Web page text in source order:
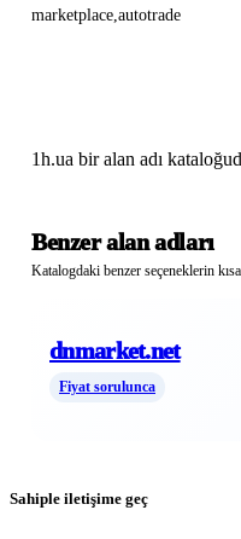
marketplace autotrade
1h.ua bir alan adı
Benzer alan adları
Katalogdaki benzer seçeneklerin
dnmarket.net
Fiyat sorulunca
Sahiple iletişime geç